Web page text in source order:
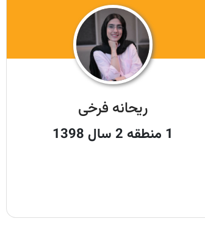
ریحانه فرخی
1 منطقه 2 سال 1398